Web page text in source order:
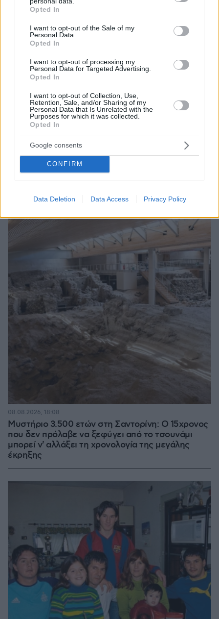
grant or deny consent to Google and its third-party tags to
use your data for below specified purposes in below Google
consent section.
Opted In
I want to opt-out of the Sale of my
Personal Data.
Opted In
I want to opt-out of processing my
Personal Data for Targeted Advertising.
Opted In
I want to opt-out of Collection, Use,
Retention, Sale, and/or Sharing of my
Personal Data that Is Unrelated with the
Purposes for which it was collected.
Opted In
Google consents
CONFIRM
Data Deletion Data Access Privacy Policy
χιλιάδες αναγκάστηκαν να εγκαταλείψουν τις εστίες
09.08.2026, 00:42
Ποιοι μπορεί να είναι οι λόγοι που μια γάτα τινάζεται
στον ύπνο της
Πολύτεκνες οικογένειες: Μόλις 23.097 στην Ελλάδα –
Πόσες έχουν πάνω από 6 παιδιά
09.08.2026, 00:15
ΔΕΙΤΕ ΟΛΕΣ ΤΙΣ ΕΙΔΗΣΕΙΣ
ΤΑ ΠΙΟ ΔΗΜΟΦΙΛΗ
Μυστήριο 3.500 ετών στη Σαντορίνη: Ο 15χρονος
που δεν πρόλαβε να ξεφύγει από το τσουνάμι
μπορεί ν' αλλάξει τη χρονολογία της μεγάλης
έκρηξης
08.08.2026, 18:08